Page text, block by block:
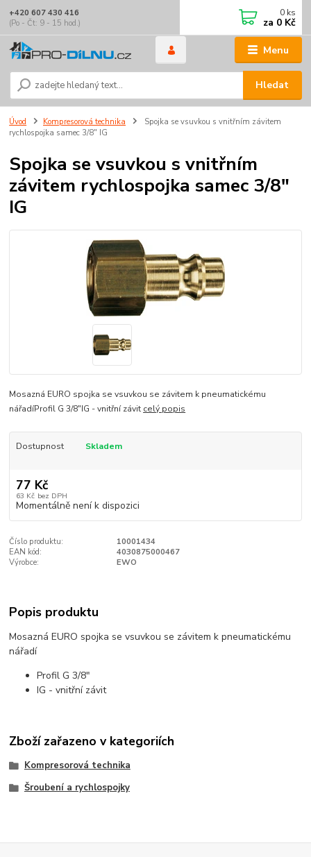
Menu
Hledat
+420 607 430 416
(Po - Čt: 9 - 15 hod.)
0 ks
za 0 Kč
Úvod Kompresorová technika
Spojka se vsuvkou s vnitřním závitem
rychlospojka samec 3/8" IG
Spojka se vsuvkou s vnitřním
závitem rychlospojka samec 3/8"
IG
Mosazná EURO spojka se vsuvkou se závitem k pneumatickému
nářadíProfil G 3/8"IG - vnitřní závit celý popis
Dostupnost Skladem
77 Kč
63 Kč bez DPH
Momentálně není k dispozici
Číslo produktu:
10001434
EAN kód:
4030875000467
Výrobce:
EWO
Popis produktu
Mosazná EURO spojka se vsuvkou se závitem k pneumatickému
nářadí
Profil G 3/8"
IG - vnitřní závit
Zboží zařazeno v kategoriích
Kompresorová technika
Šroubení a rychlospojky